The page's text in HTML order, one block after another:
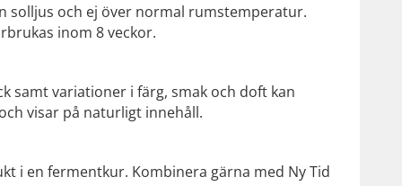
solljus och ej över normal rumstemperatur.
inom 8 veckor.
samt variationer i färg, smak och doft kan
visar på naturligt innehåll.
i en fermentkur. Kombinera gärna med Ny Tid